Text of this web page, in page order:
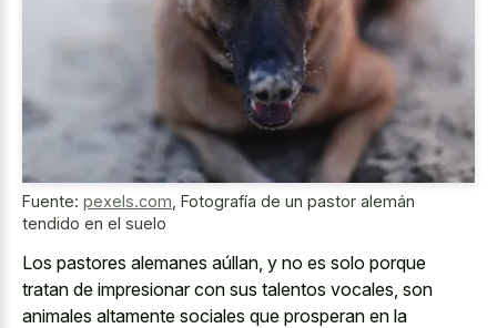
Fuente: pexels.com Fotografía de un pastor alemán
tendido en el suelo
Los pastores alemanes aúllan, y no es solo porque
tratan de impresionar con sus talentos vocales, son
animales altamente sociales que prosperan en la